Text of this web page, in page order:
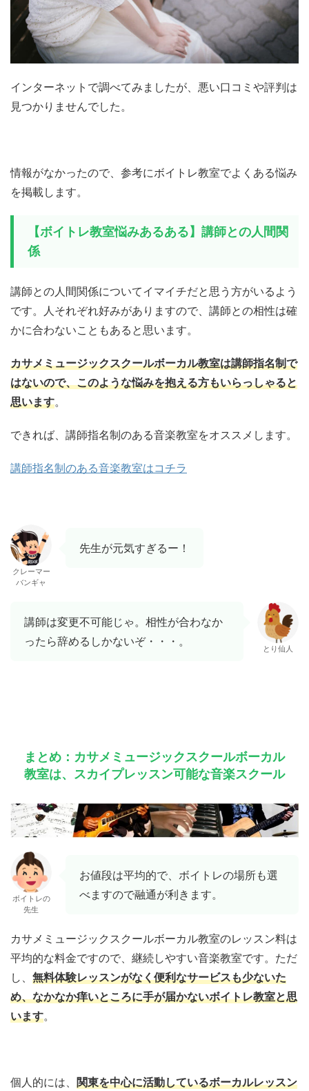
インターネットで調べてみましたが、悪い口コミや評判は
見つかりませんでした。
情報がなかったので、参考にボイトレ教室でよくある悩み
を掲載します。
【ボイトレ教室悩みあるある】講師との人間関
係
講師との人間関係についてイマイチだと思う方がいるよう
です。人それぞれ好みがありますので、講師との相性は確
かに合わないこともあると思います。
カサメミュージックスクールボーカル教室は講師指名制で
はないので、このような悩みを抱える方もいらっしゃると
思います。
できれば、講師指名制のある音楽教室をオススメします。
講師指名制のある音楽教室はコチラ
クレーマー
バンギャ
先生が元気すぎるー！
講師は変更不可能じゃ。相性が合わなか
ったら辞めるしかないぞ・・・。
とり仙人
まとめ：カサメミュージックスクールボーカル
教室は、スカイプレッスン可能な音楽スクール
ボイトレの
先生
お値段は平均的で、ボイトレの場所も選
べますので融通が利きます。
カサメミュージックスクールボーカル教室のレッスン料は
平均的な料金ですので、継続しやすい音楽教室です。ただ
し、 無料体験レッスンがなく便利なサービスも少ないた
め、なかなか痒いところに手が届かないボイトレ教室と思
います。
個人的には、 関東を中心に活動しているボーカルレッスン